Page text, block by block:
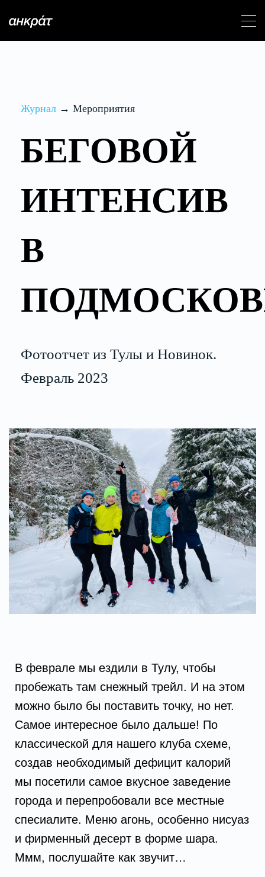
Журнал→ Мероприятия
БЕГОВОЙ
ИНТЕНСИВ
В
Фотоотчет из Тулы и Новинок.
Февраль 2023
В феврале мы ездили в Тулу, чтобы
пробежать там снежный трейл. И на этом
можно было бы поставить точку, но нет.
Самое интересное было дальше! По
классической для нашего клуба схеме,
создав необходимый дефицит калорий
мы посетили самое вкусное заведение
города и перепробовали все местные
спесиалите. Меню агонь, особенно нисуаз
и фирменный десерт в форме шара.
Ммм, послушайте как звучит…